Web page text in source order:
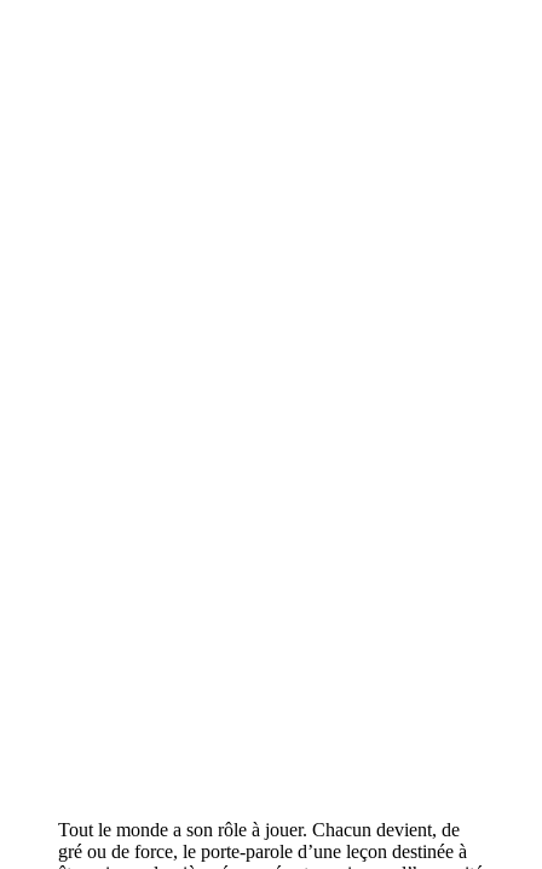
Tout le monde a son rôle à jouer. Chacun devient, de
gré ou de force, le porte-parole d’une leçon destinée à